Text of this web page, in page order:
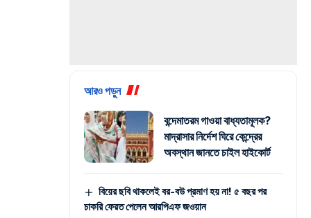
আরও পড়ুন
বন্দেমাতরম গাওয়া বাধ্যতামূলক?
মাদ্রাসার নির্দেশ ঘিরে কেন্দ্রের
অবস্থান জানতে চাইল হাইকোর্ট
বিয়ের ছবি থাকলেই বর-বউ প্রমাণ হয় না! ৫ বছর পর
চাকরি ফেরত পেলেন আরপিএফ জওয়ান